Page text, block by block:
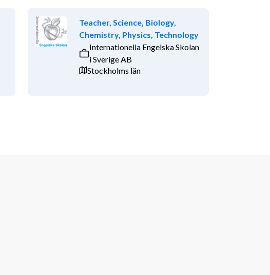
Teacher, Science, Biology,
Chemistry, Physics, Technology
Internationella Engelska Skolan
i Sverige AB
Stockholms län